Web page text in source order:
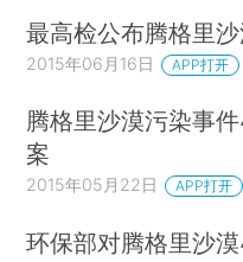
最高检公布腾格里
2015年06月16日 APP打开
腾格里沙漠污染事
案
2015年05月22日 APP打开
环保部对腾格里沙